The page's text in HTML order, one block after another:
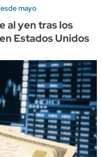
mayo
al yen tras los
Estados Unidos